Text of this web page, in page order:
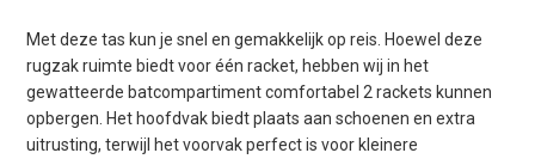
Met deze tas kun je snel en gemakkelijk op reis. Hoewel deze
rugzak ruimte biedt voor één racket, hebben wij in het
gewatteerde batcompartiment comfortabel 2 rackets kunnen
opbergen. Het hoofdvak biedt plaats aan schoenen en extra
uitrusting, terwijl het voorvak perfect is voor kleinere